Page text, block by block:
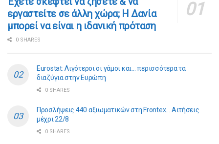
εργαστείτε σε άλλη χώρα; Η Δανία
μπορεί να είναι η ιδανική πρόταση
0 SHARES
Eurostat: Λιγότεροι οι γάμοι και… περισσότερα τα
διαζύγια στην Ευρώπη
0 SHARES
Προσλήψεις 440 αξιωματικών στη Frontex… Αιτήσεις
μέχρι 22/8
0 SHARES